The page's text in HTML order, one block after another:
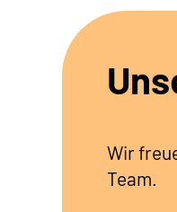
Wir
Team.